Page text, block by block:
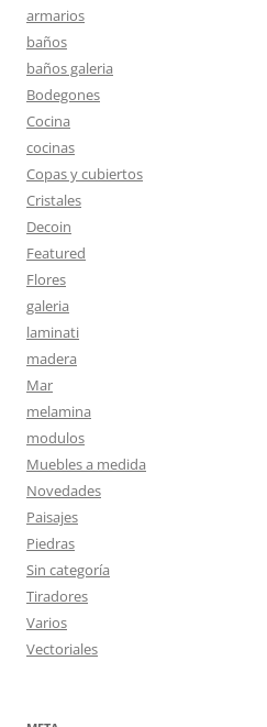
armarios
baños
baños galeria
Bodegones
Cocina
cocinas
Copas y cubiertos
Cristales
Decoin
Featured
Flores
galeria
laminati
madera
Mar
melamina
modulos
Muebles a medida
Novedades
Paisajes
Piedras
Sin categoría
Tiradores
Varios
Vectoriales